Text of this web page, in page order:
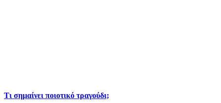
Τι σημαίνει ποιοτικό τραγούδι;